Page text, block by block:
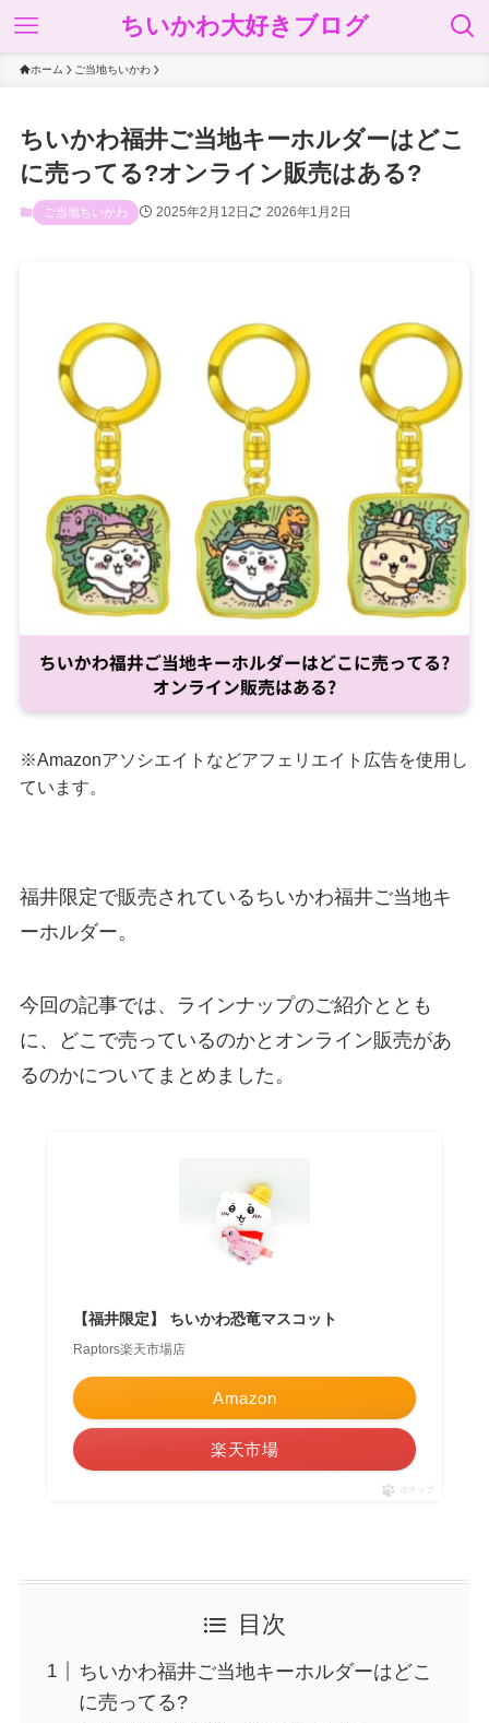
ちいかわ大好きブログ
ホーム ご当地ちいかわ
ちいかわ福井ご当地キーホルダーはどこ
に売ってる?オンライン販売はある?
ご当地ちいかわ 2025年2月12日 2026年1月2日
※Amazonアソシエイトなどアフェリエイト広告を使用し
ています。
福井限定で販売されているちいかわ福井ご当地キ
ーホルダー。
今回の記事では、ラインナップのご紹介ととも
に、どこで売っているのかとオンライン販売があ
るのかについてまとめました。
【福井限定】 ちいかわ恐竜マスコット
Raptors楽天市場店
Amazon
楽天市場
ポチップ
目次
ちいかわ福井ご当地キーホルダーはどこ
に売ってる?